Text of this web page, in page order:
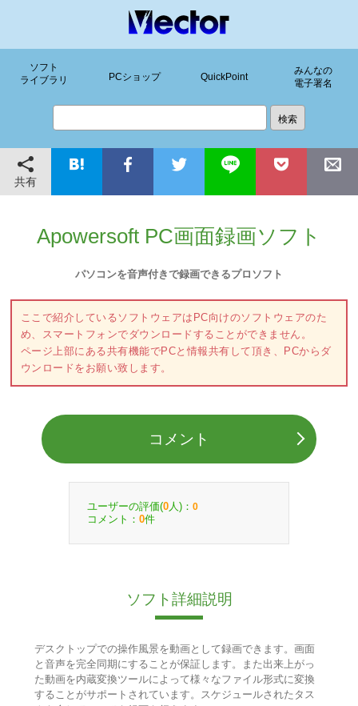
ソフト
ライブラリ
PCショップ QuickPoint
みんなの
電子署名
共有
Apowersoft PC画面録画ソフト
パソコンを音声付きで録画できるプロソフト
ここで紹介しているソフトウェアはPC向けのソフトウェアのた
め、スマートフォンでダウンロードすることができません。
ページ上部にある共有機能でPCと情報共有して頂き、PCからダ
ウンロードをお願い致します。
コメント
ユーザーの評価(0 人)： 0
コメント： 0件
ソフト詳細説明
デスクトップでの操作風景を動画として録画できます。画面
と音声を完全同期にすることが保証します。また出来上がっ
た動画を内蔵変換ツールによって様々なファイル形式に変換
することがサポートされています。スケジュールされたタス